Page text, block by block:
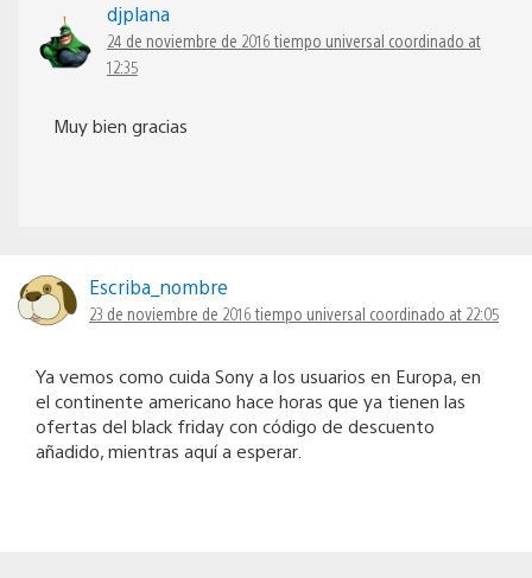
djplana
24 de noviembre de 2016 tiempo universal coordinado at
12:35
Muy bien gracias
Escriba_nombre
23 de noviembre de 2016 tiempo universal coordinado at 22:05
Ya vemos como cuida Sony a los usuarios en Europa, en
el continente americano hace horas que ya tienen las
ofertas del black friday con código de descuento
añadido, mientras aquí a esperar.